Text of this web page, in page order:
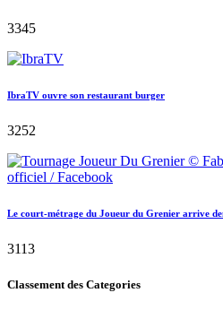
3345
IbraTV ouvre son restaurant burger
3252
Le court-métrage du Joueur du Grenier arrive
3113
Classement des Categories